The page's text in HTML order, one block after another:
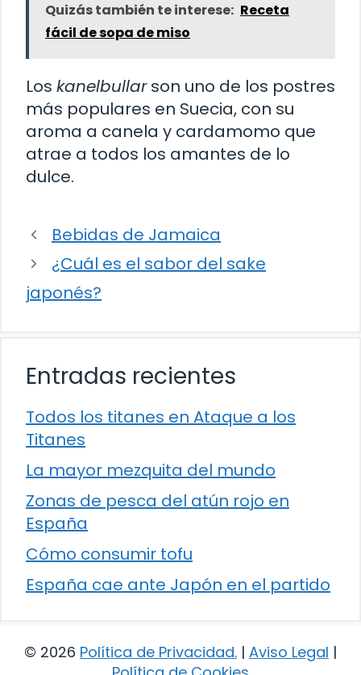
Quizás también te interese: Receta
fácil de sopa de miso
Los kanelbullarson uno de los postres
más populares en Suecia, con su
aroma a canela y cardamomo que
atrae a todos los amantes de lo
dulce.
Bebidas de Jamaica
¿Cuál es el sabor del sake
japonés?
Entradas recientes
Todos los titanes en Ataque a los
Titanes
La mayor mezquita del mundo
Zonas de pesca del atún rojo en
España
Cómo consumir tofu
España cae ante Japón en el partido
© 2026 Política de Privacidad. | Aviso Legal |